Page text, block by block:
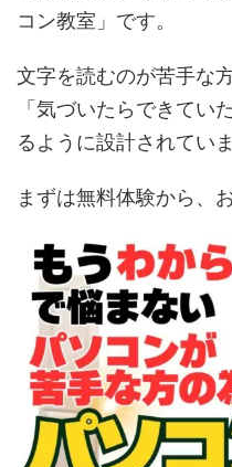
コン教室」です。
文字を読むのが苦手な
「気づいたらできてい
るように設計されていま
まずは無料体験から、